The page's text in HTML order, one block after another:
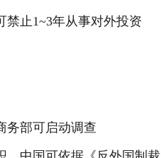
止1~3年从事对外投资
务部可启动调查